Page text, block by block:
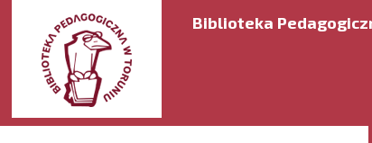
Biblioteka